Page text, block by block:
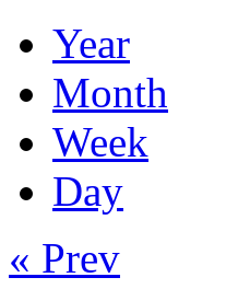
Year
Month
Week
Day
« Prev